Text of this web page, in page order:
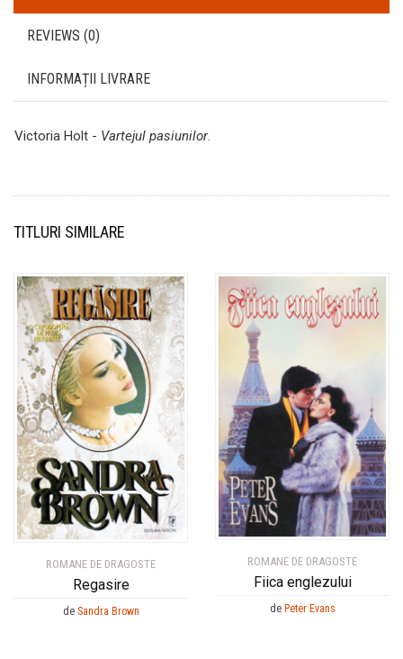
REVIEWS (0)
INFORMAȚII LIVRARE
Victoria Holt - Vartejul pasiunilor.
TITLURI SIMILARE
ROMANE DE DRAGOSTE
Regasire
de Sandra Brown
ROMANE DE DRAGOSTE
Fiica englezului
de Peter Evans